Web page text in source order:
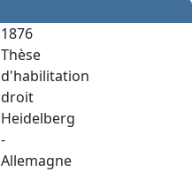
1876
Thèse
d'habilitation
droit
Heidelberg
-
Allemagne